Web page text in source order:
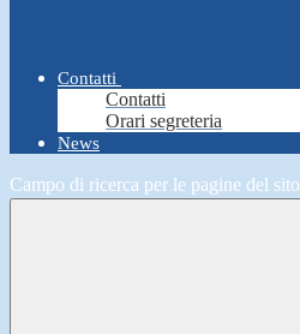
Contatti
Contatti
Orari segreteria
News
Campo di ricerca per le pagine del sito